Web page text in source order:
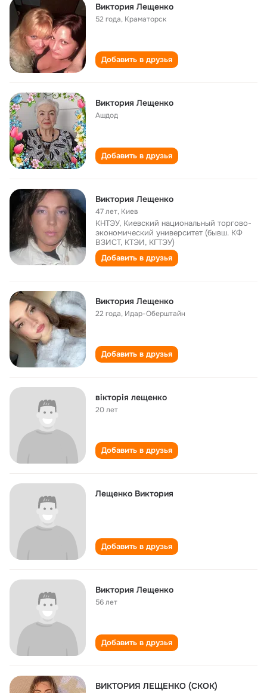
Виктория Лещенко
52 года, Краматорск
Добавить в друзья
Виктория Лещенко
Ашдод
Добавить в друзья
Виктория Лещенко
47 лет, Киев
КНТЭУ, Киевский национальный торгово-
экономический университет (бывш. КФ
ВЗИСТ, КТЭИ, КГТЭУ)
Добавить в друзья
Виктория Лещенко
22 года, Идар-Оберштайн
Добавить в друзья
вікторія лещенко
20 лет
Добавить в друзья
Лещенко Виктория
Добавить в друзья
Виктория Лещенко
56 лет
Добавить в друзья
ВИКТОРИЯ ЛЕЩЕНКО (СКОК)